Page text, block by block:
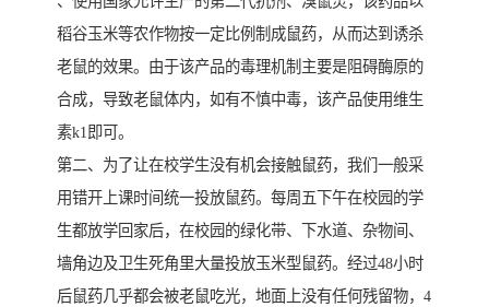
稻谷玉米等农作物按一定比例制成鼠药，从而达到诱杀
老鼠的效果。由于该产品的毒理机制主要是阻碍酶原的
合成，导致老鼠体内，如有不慎中毒，该产品使用维生
素k1即可。
第二、为了让在校学生没有机会接触鼠药，我们一般采
用错开上课时间统一投放鼠药。每周五下午在校园的学
生都放学回家后，在校园的绿化带、下水道、杂物间、
墙角边及卫生死角里大量投放玉米型鼠药。经过48小时
后鼠药几乎都会被老鼠吃光，地面上没有任何残留物，4